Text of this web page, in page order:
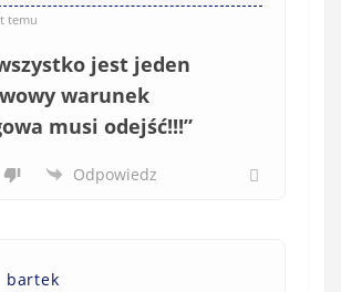
temu
jest jeden
warunek
musi odejść!!!”
Odpowiedz
bartek